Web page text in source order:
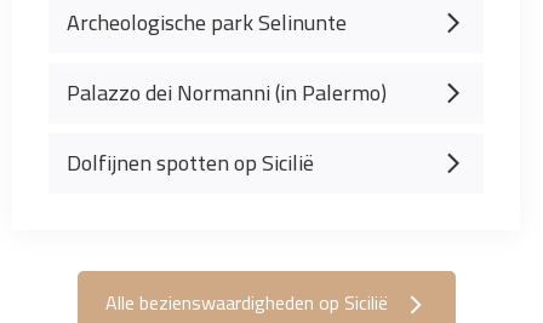
Archeologische park Selinunte
Palazzo dei Normanni (in Palermo)
Dolfijnen spotten op Sicilië
Alle bezienswaardigheden op Sicilië